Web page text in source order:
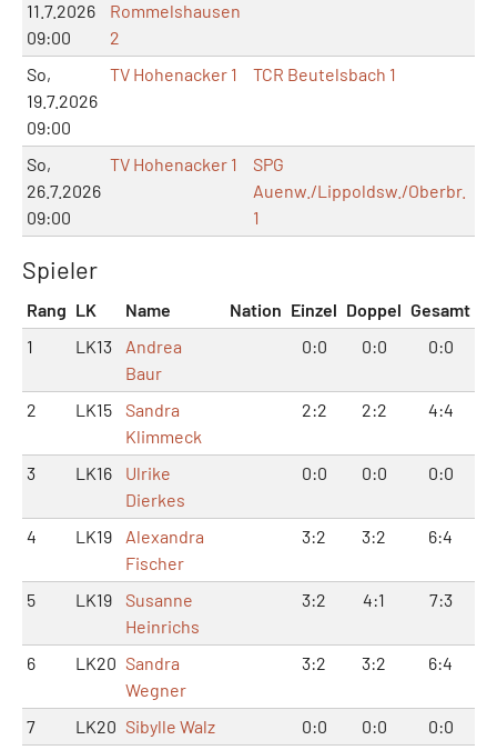
11.7.2026
09:00
Rommelshausen
2
So,
19.7.2026
09:00
TV Hohenacker 1 TCR Beutelsbach 1
So,
26.7.2026
09:00
TV Hohenacker 1
SPG
Auenw./Lippoldsw./Oberbr.
1
Spieler
Rang LK Name Nation Einzel Doppel Gesamt
1
LK13
Andrea
Baur
0:0 0:0 0:0
2 LK15
Sandra
Klimmeck
2:2 2:2 4:4
3 LK16
Ulrike
Dierkes
0:0 0:0 0:0
4 LK19
Alexandra
Fischer
3:2 3:2 6:4
5 LK19
Susanne
Heinrichs
3:2 4:1 7:3
6 LK20 Sandra
Wegner
3:2 3:2 6:4
7 LK20 Sibylle Walz 0:0 0:0
0:0